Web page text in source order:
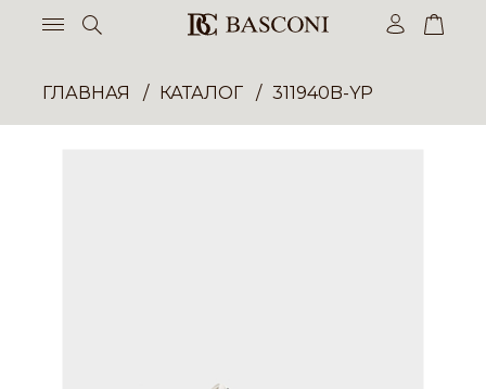
ГЛАВНАЯ КАТАЛОГ 311940B-YP